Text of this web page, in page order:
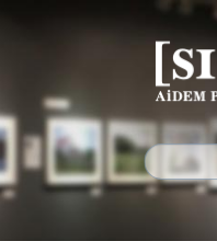
シリウスについて
展示スケジュール